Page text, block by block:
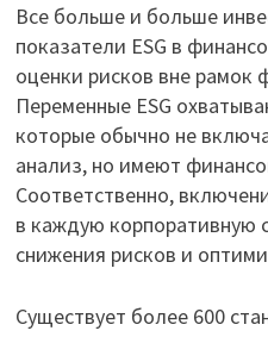
Все больше и больше
показатели ESG в
оценки рисков вне рамок
Переменные ESG
которые обычно не
анализ, но имеют
Соответственно,
в каждую корпоративную
снижения рисков и
Существует более 600